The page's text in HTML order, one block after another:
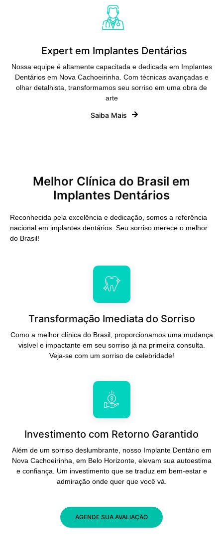
Expert em Implantes Dentários
Nossa equipe é altamente capacitada e dedicada em Implantes
Dentários em Nova Cachoeirinha. Com técnicas avançadas e
olhar detalhista, transformamos seu sorriso em uma obra de
arte
Saiba Mais
Melhor Clínica do Brasil em
Implantes Dentários
Reconhecida pela excelência e dedicação, somos a referência
nacional em implantes dentários. Seu sorriso merece o melhor
do Brasil!
Transformação Imediata do Sorriso
Como a melhor clínica do Brasil, proporcionamos uma mudança
visível e impactante em seu sorriso já na primeira consulta.
Veja-se com um sorriso de celebridade!
Investimento com Retorno Garantido
Além de um sorriso deslumbrante, nosso Implante Dentário em
Nova Cachoeirinha, em Belo Horizonte, elevam sua autoestima
e confiança. Um investimento que se traduz em bem-estar e
admiração onde quer que você vá.
AGENDE SUA AVALIAÇÃO